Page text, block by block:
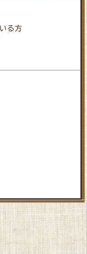
る方